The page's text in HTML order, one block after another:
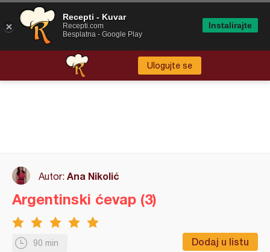
Ulogujte se
Autor: Ana Nikolić
90 min Dodaj u listu
Argentinski ćevap (3)
Recepti - Kuvar
Recepti.com
Besplatna - Google Play
Instalirajte